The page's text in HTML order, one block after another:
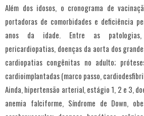
Além dos idosos, o cronograma de
portadoras de comorbidades e deficiência
anos da idade. Entre as patologias,
pericardiopatias, doenças da aorta dos
cardiopatias congênitas no adulto;
cardioimplantadas (marco passo,
Ainda, hipertensão arterial, estágio 1, 2 e 3,
anemia falciforme, Síndrome de Down,